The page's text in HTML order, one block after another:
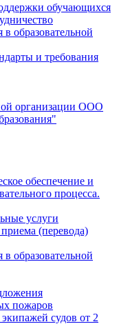
обучающихся
образовательной
и требования
организации ООО
обеспечение и
процесса.
услуги
(перевода)
образовательной
пожаров
судов от 2